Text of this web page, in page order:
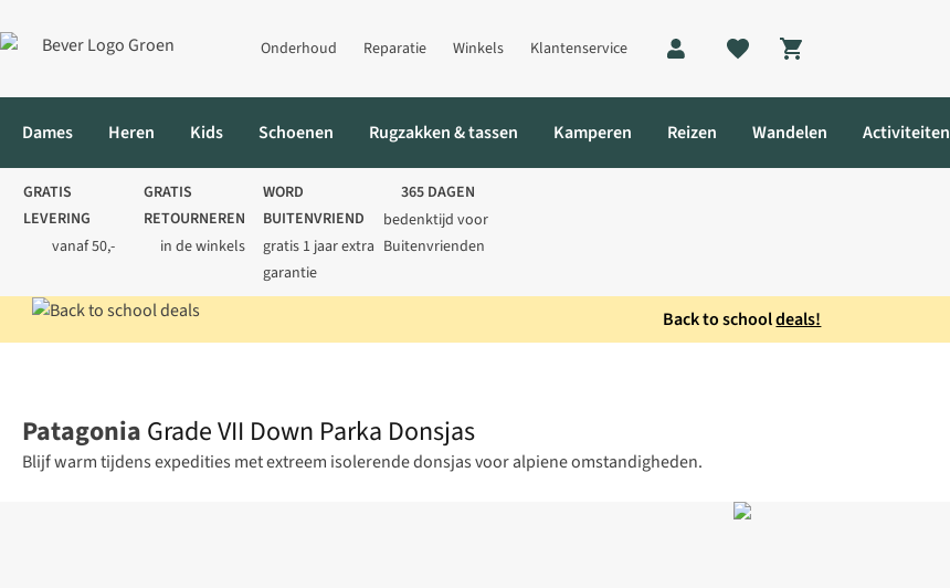
Onderhoud Reparatie Winkels Klantenservice
Shopping cart
Dames Heren Kids Schoenen Rugzakken & tassen Kamperen Reizen Wandelen Activiteiten
GRATIS
LEVERING
vanaf 50,-
GRATIS
RETOURNEREN
in de winkels
WORD
BUITENVRIEND
gratis 1 jaar extra
garantie
365 DAGEN
bedenktijd voor
Buitenvrienden
Back to schooldeals!
Patagonia Grade VII Down Parka Donsjas
Blijf warm tijdens expedities met extreem isolerende donsjas voor alpiene omstandigheden.